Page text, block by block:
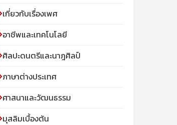
เกี่ยวกับเรื่องเพศ
อาชีพและเทคโนโลยี
ศิลปะดนตรีและนาฎศิลป์
ภาษาต่างประเทศ
ศาสนาและวัฒนธรรม
มุสลิมเบื้องต้น